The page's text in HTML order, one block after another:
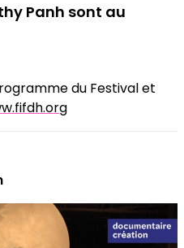
Panh sont au
du Festival et